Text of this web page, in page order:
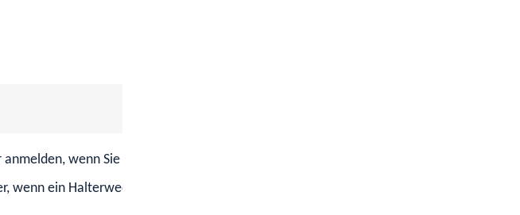
wenn Sie es im Straßenverkehr nutzen wollen.
ein Halterwechsel stattgefunden hat. Den Antrag dafür können Sie persönlich